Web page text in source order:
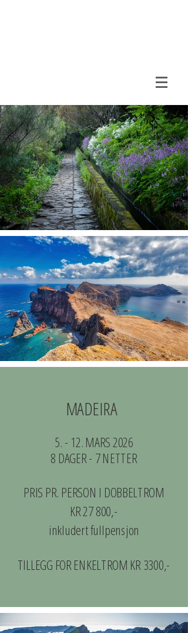
MADEIRA
​5. - 12. MARS 2026
8 DAGER - 7 NETTER
PRIS PR. PERSON I DOBBELTROM
KR 27 800,-
inkludert fullpensjon
​TILLEGG FOR ENKELTROM KR 3300,-